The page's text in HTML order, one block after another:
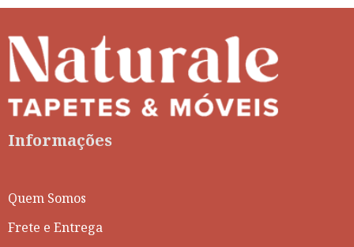
Informações
Quem Somos
Frete e Entrega